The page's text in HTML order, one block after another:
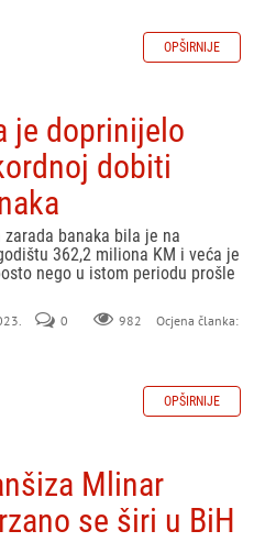
OPŠIRNIJE
je doprinijelo
dobiti
zarada banaka bila je na
362,2 miliona KM i veća je
nego u istom periodu prošle
0 982
Ocjena članka:
OPŠIRNIJE
Mlinar
se širi u BiH